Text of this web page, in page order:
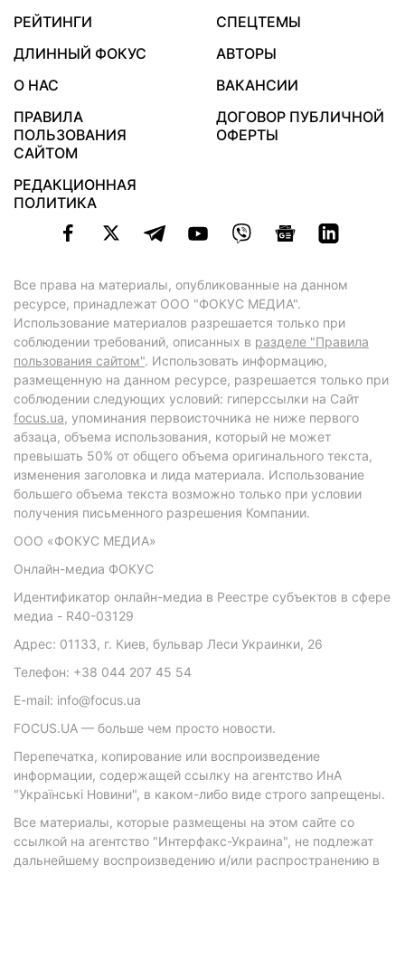
РЕЙТИНГИ
СПЕЦТЕМЫ
ДЛИННЫЙ ФОКУС
АВТОРЫ
О НАС
ВАКАНСИИ
ПРАВИЛА
ПОЛЬЗОВАНИЯ
САЙТОМ
ДОГОВОР ПУБЛИЧНОЙ
ОФЕРТЫ
РЕДАКЦИОННАЯ
ПОЛИТИКА
Все права на материалы, опубликованные на данном
ресурсе, принадлежат ООО "ФОКУС МЕДИА".
Использование материалов разрешается только при
соблюдении требований, описанных в разделе "Правила
пользования сайтом". Использовать информацию,
размещенную на данном ресурсе, разрешается только при
соблюдении следующих условий: гиперссылки на Сайт
focus.ua, упоминания первоисточника не ниже первого
абзаца, объема использования, который не может
превышать 50% от общего объема оригинального текста,
изменения заголовка и лида материала. Использование
большего объема текста возможно только при условии
получения письменного разрешения Компании.
ООО «ФОКУС МЕДИА»
Онлайн-медиа ФОКУС
Идентификатор онлайн-медиа в Реестре субъектов в сфере
медиа - R40-03129
Адрес: 01133, г. Киев, бульвар Леси Украинки, 26
Телефон: +38 044 207 45 54
E-mail: info@focus.ua
FOCUS.UA — больше чем просто новости.
Перепечатка, копирование или воспроизведение
информации, содержащей ссылку на агентство ИнА
"Українські Новини", в каком-либо виде строго запрещены.
Все материалы, которые размещены на этом сайте со
ссылкой на агентство "Интерфакс-Украина", не подлежат
дальнейшему воспроизведению и/или распространению в